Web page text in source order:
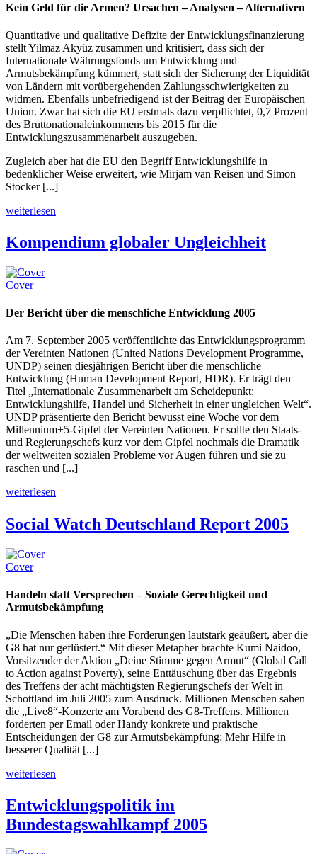
Kein Geld für die Armen? Ursachen – Analysen – Alternativen
Quantitative und qualitative Defizite der Entwicklungsfinanzierung
stellt Yilmaz Akyüz zusammen und kritisiert, dass sich der
Internationale Währungsfonds um Entwicklung und
Armutsbekämpfung kümmert, statt sich der Sicherung der Liquidität
von Ländern mit vorübergehenden Zahlungsschwierigkeiten zu
widmen. Ebenfalls unbefriedigend ist der Beitrag der Europäischen
Union. Zwar hat sich die EU erstmals dazu verpflichtet, 0,7 Prozent
des Bruttonationaleinkommens bis 2015 für die
Entwicklungszusammenarbeit auszugeben.
Zugleich aber hat die EU den Begriff Entwicklungshilfe in
bedenklicher Weise erweitert, wie Mirjam van Reisen und Simon
Stocker [...]
weiterlesen
Kompendium globaler Ungleichheit
Cover
Der Bericht über die menschliche Entwicklung 2005
Am 7. September 2005 veröffentlichte das Entwicklungsprogramm
der Vereinten Nationen (United Nations Development Programme,
UNDP) seinen diesjährigen Bericht über die menschliche
Entwicklung (Human Development Report, HDR). Er trägt den
Titel „Internationale Zusammenarbeit am Scheidepunkt:
Entwicklungshilfe, Handel und Sicherheit in einer ungleichen Welt“.
UNDP präsentierte den Bericht bewusst eine Woche vor dem
Millennium+5-Gipfel der Vereinten Nationen. Er sollte den Staats-
und Regierungschefs kurz vor dem Gipfel nochmals die Dramatik
der weltweiten sozialen Probleme vor Augen führen und sie zu
raschen und [...]
weiterlesen
Social Watch Deutschland Report 2005
Cover
Handeln statt Versprechen – Soziale Gerechtigkeit und
Armutsbekämpfung
„Die Menschen haben ihre Forderungen lautstark geäußert, aber die
G8 hat nur geflüstert.“ Mit dieser Metapher brachte Kumi Naidoo,
Vorsitzender der Aktion „Deine Stimme gegen Armut“ (Global Call
to Action against Poverty), seine Enttäuschung über das Ergebnis
des Treffens der acht mächtigsten Regierungschefs der Welt in
Schottland im Juli 2005 zum Ausdruck. Millionen Menschen sahen
die „Live8“-Konzerte am Vorabend des G8-Treffens. Millionen
forderten per Email oder Handy konkrete und praktische
Entscheidungen der G8 zur Armutsbekämpfung: Mehr Hilfe in
besserer Qualität [...]
weiterlesen
Entwicklungspolitik im
Bundestagswahlkampf 2005